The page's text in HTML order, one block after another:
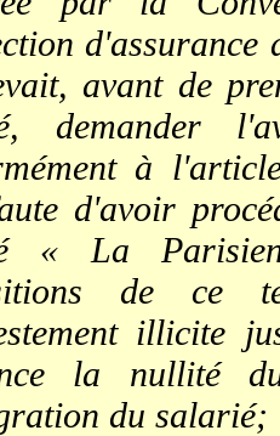
avant de
demander
à
d'avoir
« La
de ce
illicite
la nullité
du salarié;